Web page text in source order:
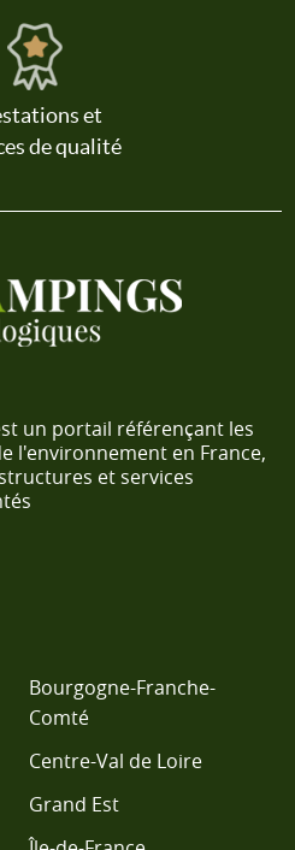
et
de qualité
un portail référençant les
l'environnement en France,
et services
Bourgogne-Franche-
Comté
Centre-Val de Loire
Grand Est